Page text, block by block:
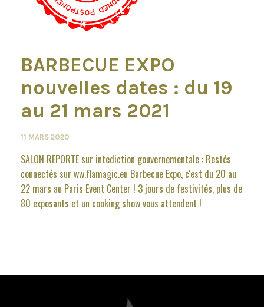
BARBECUE EXPO
nouvelles dates : du 19
au 21 mars 2021
11 MARS 2020
SALON REPORTE sur intediction gouvernementale : Restés
connectés sur ww.flamagic.eu Barbecue Expo, c'est du 20 au
22 mars au Paris Event Center ! 3 jours de festivités, plus de
80 exposants et un cooking show vous attendent !